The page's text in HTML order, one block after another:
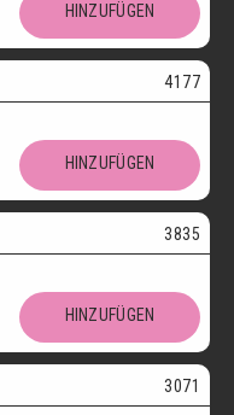
HINZUFÜGEN
4177
HINZUFÜGEN
3835
HINZUFÜGEN
3071